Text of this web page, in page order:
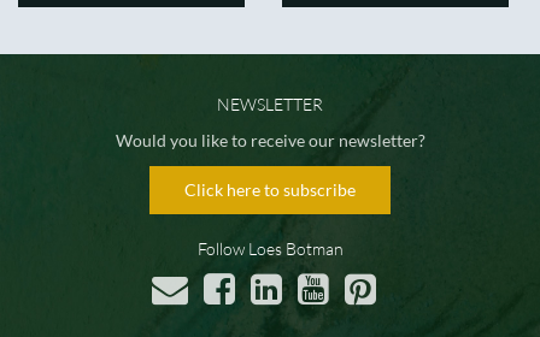
NEWSLETTER
Would you like to receive our newsletter?
Click here to subscribe
Follow Loes Botman